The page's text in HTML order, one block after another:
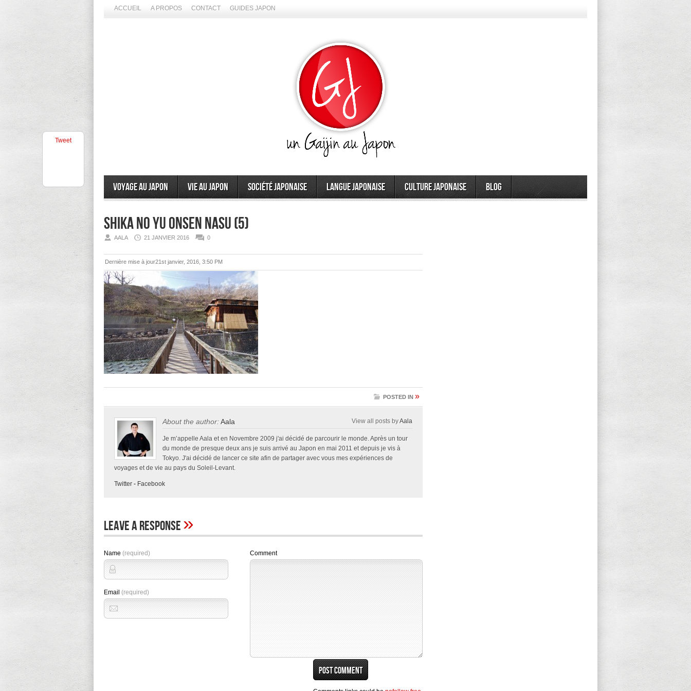
ACCUEIL A PROPOS CONTACT GUIDES JAPON
Voyage au Japon Vie au Japon Société japonaise Langue japonaise Culture japonaise Blog
Shika no yu onsen nasu (5)
AALA 21 JANVIER 2016 0
Dernière mise à jour21st janvier, 2016, 3:50 PM
Tweet
POSTED IN »
About the author:Aala View all posts byAala
Je m’appelle Aala et en Novembre 2009 j'ai décidé de parcourir le monde. Après un tour
du monde de presque deux ans je suis arrivé au Japon en mai 2011 et depuis je vis à
Tokyo. J'ai décidé de lancer ce site afin de partager avec vous mes expériences de
voyages et de vie au pays du Soleil-Levant.
Twitter - Facebook
Leave A Response»
Name (required)
Email (required)
Comment